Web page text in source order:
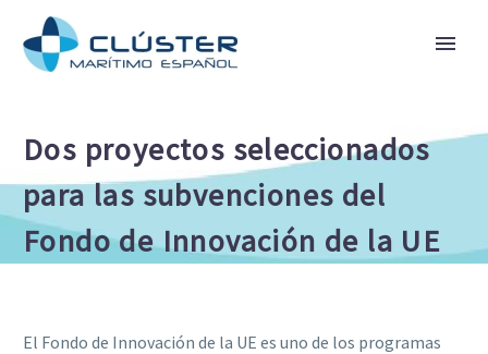
Dos proyectos seleccionados
para las subvenciones del
Fondo de Innovación de la UE
El Fondo de Innovación de la UE es uno de los programas